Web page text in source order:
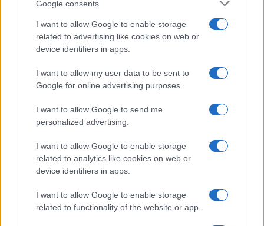
Google consents
I want to allow Google to enable storage
related to advertising like cookies on web or
device identifiers in apps.
I want to allow my user data to be sent to
Google for online advertising purposes.
I want to allow Google to send me
personalized advertising.
I want to allow Google to enable storage
related to analytics like cookies on web or
device identifiers in apps.
I want to allow Google to enable storage
related to functionality of the website or app.
Stasera Red Pill episodio 87 (ore 22!)
diAtlantico Quotidiano
16 Luglio 2026, 17:07